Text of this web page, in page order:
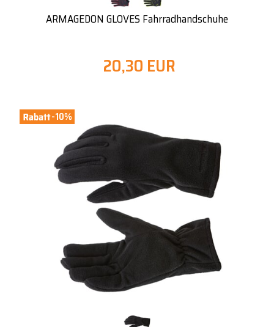
ARMAGEDON GLOVES Fahrradhandschuhe
20,30 EUR
-10%